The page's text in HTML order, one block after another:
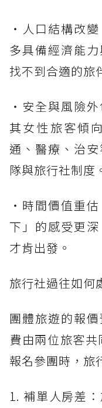
・人口結構改
多具備經濟能
找不到合適的旅
・安全與風險
其女性旅客傾
通、醫療、治
隊與旅行社制度
・時間價值重
下」的感受更
才肯出發。
旅行社過往如何
團體旅遊的報
費由兩位旅客
報名參團時，旅
1. 補單人房差